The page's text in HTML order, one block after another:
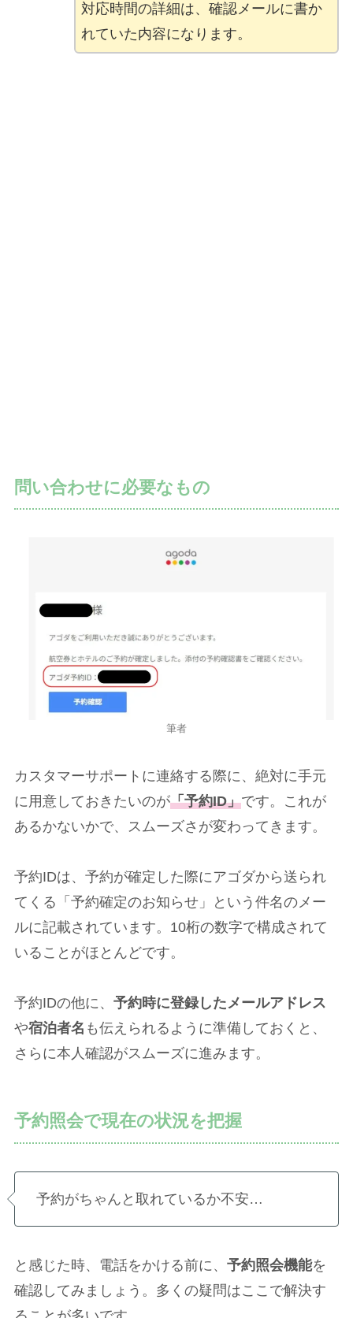
対応時間の詳細は、確認メールに書か
れていた内容になります。
問い合わせに必要なもの
筆者
カスタマーサポートに連絡する際に、絶対に手元
に用意しておきたいのが「予約ID」です。これが
あるかないかで、スムーズさが変わってきます。
予約IDは、予約が確定した際にアゴダから送られ
てくる「予約確定のお知らせ」という件名のメー
ルに記載されています。10桁の数字で構成されて
いることがほとんどです。
予約IDの他に、 予約時に登録したメールアドレス
や宿泊者名 も伝えられるように準備しておくと、
さらに本人確認がスムーズに進みます。
予約照会で現在の状況を把握
予約がちゃんと取れているか不安…
と感じた時、電話をかける前に、 予約照会機能を
確認してみましょう。多くの疑問はここで解決す